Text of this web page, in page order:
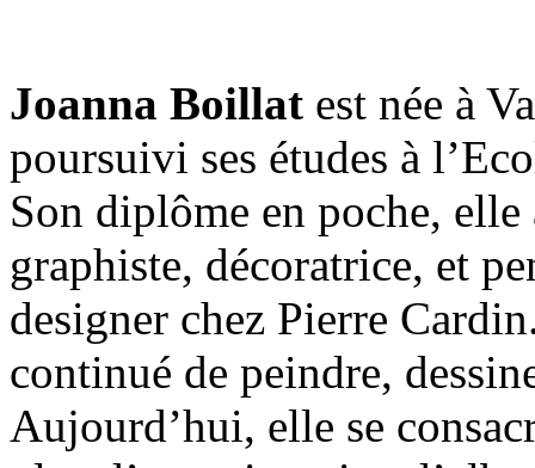
Joanna Boillat est née à
poursuivi ses études à
Son diplôme en poche,
graphiste, décoratrice, et
designer chez Pierre
continué de peindre,
Aujourd’hui, elle se